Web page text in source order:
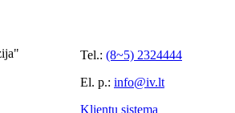
Tel.: (8~5) 2324444
El. p.: info@iv.lt
Klientų sistema